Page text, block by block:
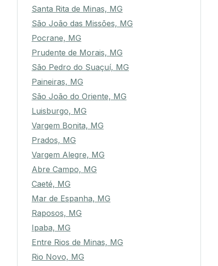
Santa Rita de Minas, MG
São João das Missões, MG
Pocrane, MG
Prudente de Morais, MG
São Pedro do Suaçuí, MG
Paineiras, MG
São João do Oriente, MG
Luisburgo, MG
Vargem Bonita, MG
Prados, MG
Vargem Alegre, MG
Abre Campo, MG
Caeté, MG
Mar de Espanha, MG
Raposos, MG
Ipaba, MG
Entre Rios de Minas, MG
Rio Novo, MG